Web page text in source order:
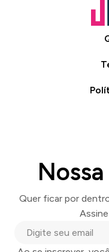
Quer ficar por